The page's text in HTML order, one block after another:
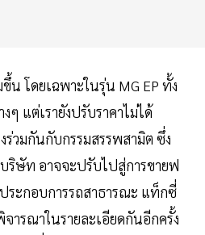
โดยเฉพาะในรุ่น MG EP ทั้ง
ๆ แต่เรายังปรับราคาไม่ได้
ร่วมกันกับกรรมสรรพสามิต ซึ่ง
ริษัท อาจจะปรับไปสู่การขายฟ
ระกอบการรถสาธารณะ แท็กซี่
ารณาในรายละเอียดกันอีกครั้ง